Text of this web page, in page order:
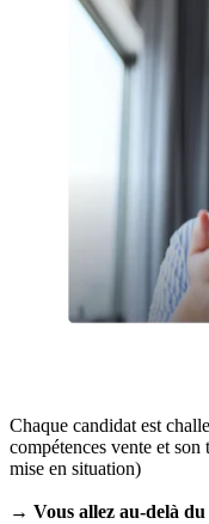
Chaque candidat est
compétences vente et
mise en situation)
→ Vous allez au-delà